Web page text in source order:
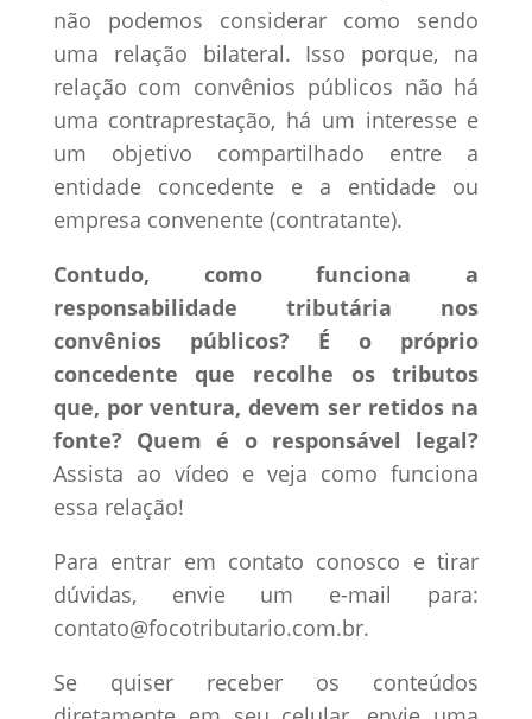
não podemos considerar como sendo
uma relação bilateral. Isso porque, na
relação com convênios públicos não há
uma contraprestação, há um interesse e
um objetivo compartilhado entre a
entidade concedente e a entidade ou
empresa convenente (contratante).
Contudo, como funciona a
responsabilidade tributária nos
convênios públicos? É o próprio
concedente que recolhe os tributos
que, por ventura, devem ser retidos na
fonte? Quem é o responsável legal?
Assista ao vídeo e veja como funciona
essa relação!
Para entrar em contato conosco e tirar
dúvidas, envie um e-mail para:
contato@focotributario.com.br.
Se quiser receber os conteúdos